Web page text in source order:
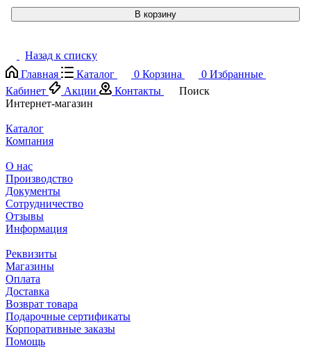
В корзину
Назад к списку
Главная
Каталог 0 Корзина 0 Избранные
Кабинет
Акции Контакты
Поиск
Интернет-магазин
Каталог
Компания
О нас
Производство
Документы
Сотрудничество
Отзывы
Информация
Реквизиты
Магазины
Оплата
Доставка
Возврат товара
Подарочные сертификаты
Корпоративные заказы
Помощь